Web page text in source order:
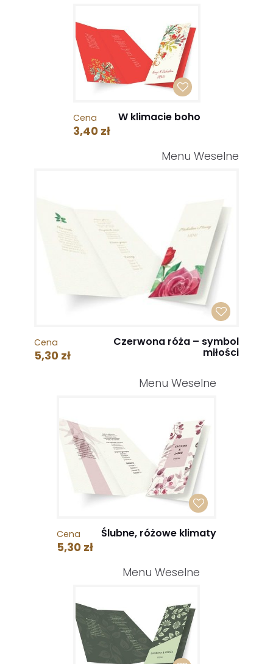
Cena
3,40 zł
W klimacie boho
Menu Weselne
Cena
5,30 zł
Czerwona róża – symbol
miłości
Menu Weselne
Cena
5,30 zł
Ślubne, różowe klimaty
Menu Weselne